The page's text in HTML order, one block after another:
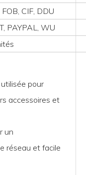
FOB, CIF, DDU
PAYPAL, WU
pour
accessoires et
un
réseau et facile